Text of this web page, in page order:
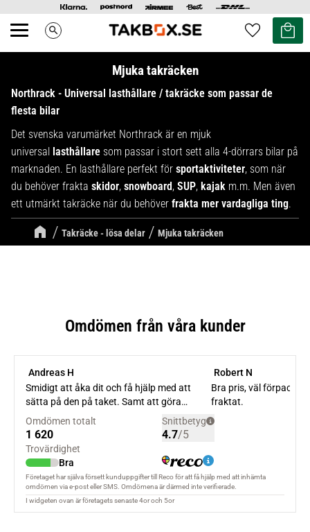
Meny search Favoriter
Kundvagn
Mjuka takräcken
Takräcke - lösa delar Mjuka takräcken
Northrack - Universal lasthållare / takräcke som passar de
flesta bilar
Det svenska varumärket Northrack är en mjuk
universal
lasthållare som passar i stort sett alla 4-dörrars bilar på
marknaden. En lasthållare perfekt för sportaktiviteter, som när
du behöver frakta skidor, snowboard, SUP, kajak m.m. Men även
ett utmärkt takräcke när du behöver frakta mer vardagliga ting.